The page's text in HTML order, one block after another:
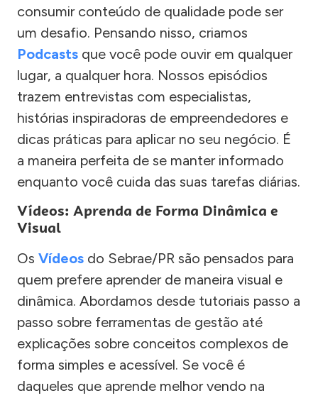
consumir conteúdo de qualidade pode ser
um desafio. Pensando nisso, criamos
Podcasts que você pode ouvir em qualquer
lugar, a qualquer hora. Nossos episódios
trazem entrevistas com especialistas,
histórias inspiradoras de empreendedores e
dicas práticas para aplicar no seu negócio. É
a maneira perfeita de se manter informado
enquanto você cuida das suas tarefas diárias.
Vídeos: Aprenda de Forma Dinâmica e
Visual
Os Vídeos do Sebrae/PR são pensados para
quem prefere aprender de maneira visual e
dinâmica. Abordamos desde tutoriais passo a
passo sobre ferramentas de gestão até
explicações sobre conceitos complexos de
forma simples e acessível. Se você é
daqueles que aprende melhor vendo na